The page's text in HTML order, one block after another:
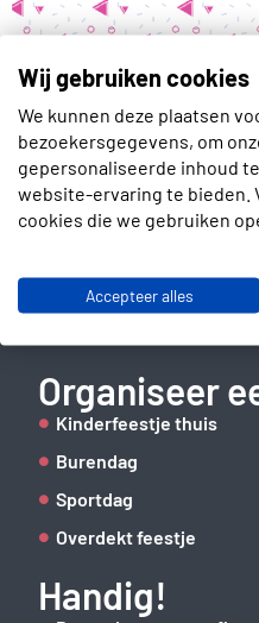
Contact
Slotenmakerstraat 30
info@verhuurbrigade.nl
Organiseer
Kinderfeestje thuis
Burendag
Sportdag
Overdekt feestje
Handig!
Wij gebruiken cookies
We kunnen deze plaatsen
bezoekersgegevens, om
gepersonaliseerde inhoud
website-ervaring te bieden.
cookies die we gebruiken
Accepteer alles